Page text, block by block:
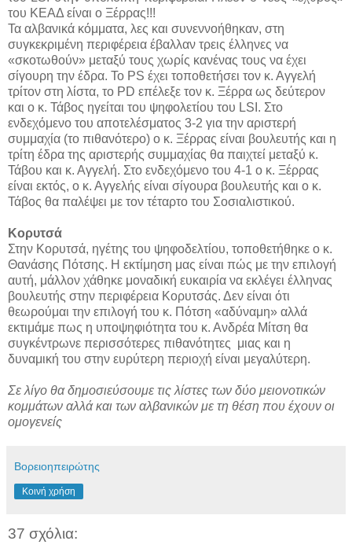
του ΚΕΑΔ είναι ο Ξέρρας!!!
Τα αλβανικά κόμματα, λες και συνεννοήθηκαν, στη
συγκεκριμένη περιφέρεια έβαλλαν τρεις έλληνες να
«σκοτωθούν» μεταξύ τους χωρίς κανένας τους να έχει
σίγουρη την έδρα. Το PS έχει τοποθετήσει τον κ. Αγγελή
τρίτον στη λίστα, το PD επέλεξε τον κ. Ξέρρα ως δεύτερον
και ο κ. Τάβος ηγείται του ψηφολετίου του LSI. Στο
ενδεχόμενο του αποτελέσματος 3-2 για την αριστερή
συμμαχία (το πιθανότερο) ο κ. Ξέρρας είναι βουλευτής και η
τρίτη έδρα της αριστερής συμμαχίας θα παιχτεί μεταξύ κ.
Τάβου και κ. Αγγελή. Στο ενδεχόμενο του 4-1 ο κ. Ξέρρας
είναι εκτός, ο κ. Αγγελής είναι σίγουρα βουλευτής και ο κ.
Τάβος θα παλέψει με τον τέταρτο του Σοσιαλιστικού.
Κορυτσά
Στην Κορυτσά, ηγέτης του ψηφοδελτίου, τοποθετήθηκε ο κ.
Θανάσης Πότσης. Η εκτίμηση μας είναι πώς με την επιλογή
αυτή, μάλλον χάθηκε μοναδική ευκαιρία να εκλέγει έλληνας
βουλευτής στην περιφέρεια Κορυτσάς. Δεν είναι ότι
θεωρούμαι την επιλογή του κ. Πότση «αδύναμη» αλλά
εκτιμάμε πως η υποψηφιότητα του κ. Ανδρέα Μίτση θα
συγκέντρωνε περισσότερες πιθανότητες μιας και η
δυναμική του στην ευρύτερη περιοχή είναι μεγαλύτερη.
Σε λίγο θα δημοσιεύσουμε τις λίστες των δύο μειονοτικών
κομμάτων αλλά και των αλβανικών με τη θέση που έχουν οι
ομογενείς
Βορειοηπειρώτης
Κοινή χρήση
37 σχόλια: